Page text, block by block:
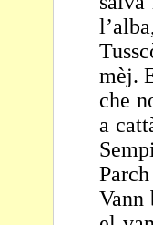
mèj.
che
a
Vann